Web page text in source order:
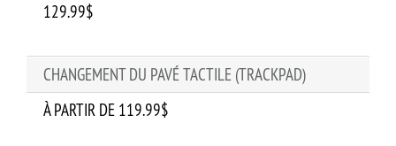
129.99$
CHANGEMENT DU PAVÉ TACTILE (TRACKPAD)
À PARTIR DE 119.99$